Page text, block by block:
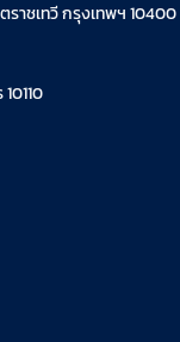
าชเทวี กรุงเทพฯ 10400